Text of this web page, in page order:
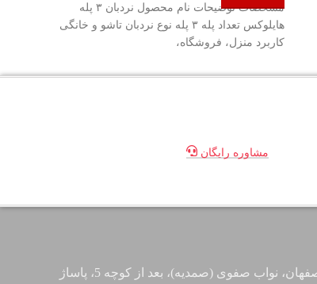
مشخصات توضیحات نام محصول نردبان ۳ پله
هایلوکس تعداد پله ۳ پله نوع نردبان تاشو و خانگی
کاربرد منزل، فروشگاه،
مشاوره رایگان
اصفهان، نواب صفوی (صمدیه)، بعد از کوچه 5، پاساژ